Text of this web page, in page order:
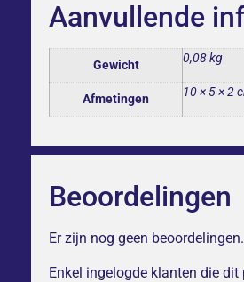
Aanvullende
Gewicht 0,08 kg
Afmetingen 10 × 5 × 2
Beoordelingen
Er zijn nog geen beoordelingen.
Enkel ingelogde klanten die